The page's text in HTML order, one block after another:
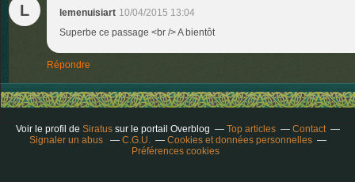
L lemenuisiart 10/04/2015 13:04
Superbe ce passage <br /> A bientôt
Répondre
Voir le profil de Siratussur le portail Overblog Top articles
Contact
Signaler un abus
C.G.U.
Cookies et données personnelles
Préférences cookies